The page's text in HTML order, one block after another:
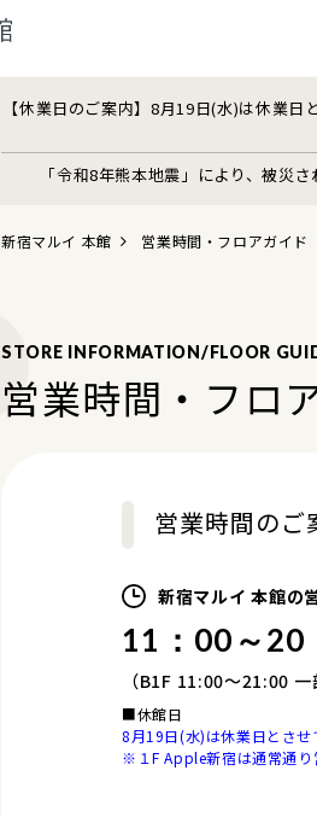
【休業日のご案内】8月19日(水)は休業
「令和8年熊本地震」により、被災
新宿マルイ 本館 営業時間・フロアガイド
STORE INFORMATION/FLOOR
営業時間・フロ
営業時間のご
新宿マルイ 本館の
11：00～20
（B1F 11:00～21:00 一
■休館日
8月19日(水)は休業日とさせ
※１F Apple新宿は通常通り